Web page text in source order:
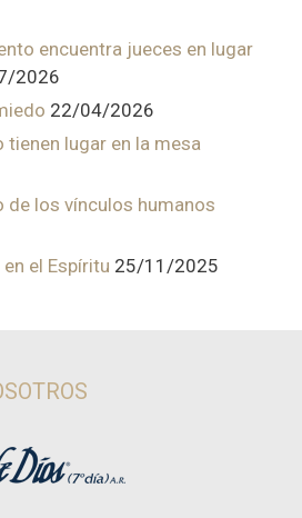
encuentra jueces en lugar
2026
22/04/2026
tienen lugar en la mesa
de los vínculos humanos
el Espíritu 25/11/2025